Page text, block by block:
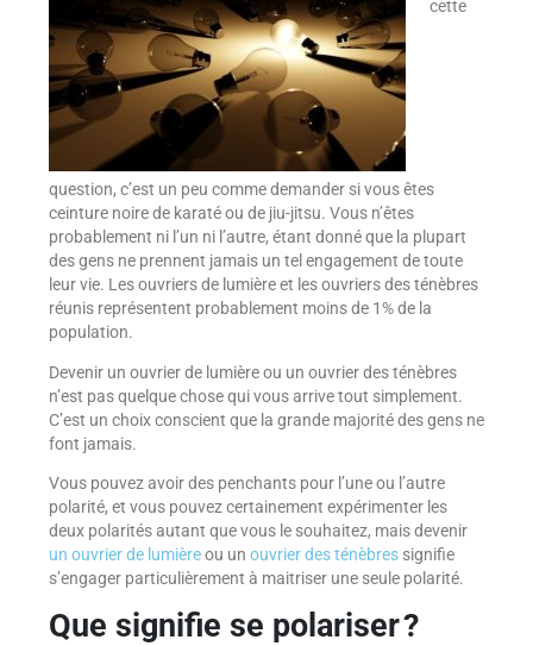
cette
question, c’est un peu comme demander si vous êtes
ceinture noire de karaté ou de jiu-jitsu. Vous n’êtes
probablement ni l’un ni l’autre, étant donné que la plupart
des gens ne prennent jamais un tel engagement de toute
leur vie. Les ouvriers de lumière et les ouvriers des ténèbres
réunis représentent probablement moins de 1% de la
population.
Devenir un ouvrier de lumière ou un ouvrier des ténèbres
n’est pas quelque chose qui vous arrive tout simplement.
C’est un choix conscient que la grande majorité des gens ne
font jamais.
Vous pouvez avoir des penchants pour l’une ou l’autre
polarité, et vous pouvez certainement expérimenter les
deux polarités autant que vous le souhaitez, mais devenir
un ouvrier de lumièreou un ouvrier des ténèbressignifie
s’engager particulièrement à maitriser une seule polarité.
Que signifie se polariser ?